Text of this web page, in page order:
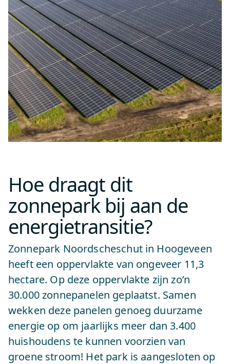
Hoe draagt dit
zonnepark bij aan de
energietransitie?
Zonnepark Noordscheschut in Hoogeveen
heeft een oppervlakte van ongeveer 11,3
hectare. Op deze oppervlakte zijn zo’n
30.000 zonnepanelen geplaatst. Samen
wekken deze panelen genoeg duurzame
energie op om jaarlijks meer dan 3.400
huishoudens te kunnen voorzien van
groene stroom! Het park is aangesloten op